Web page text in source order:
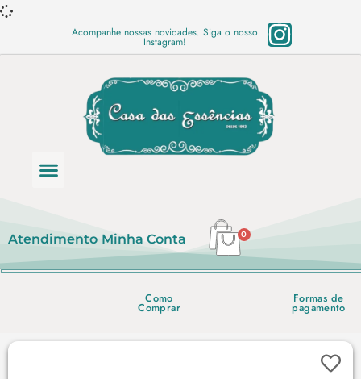
Acompanhe nossas novidades. Siga o nosso
Instagram!
Atendimento Minha Conta 0
Como
Comprar
Formas de
pagamento